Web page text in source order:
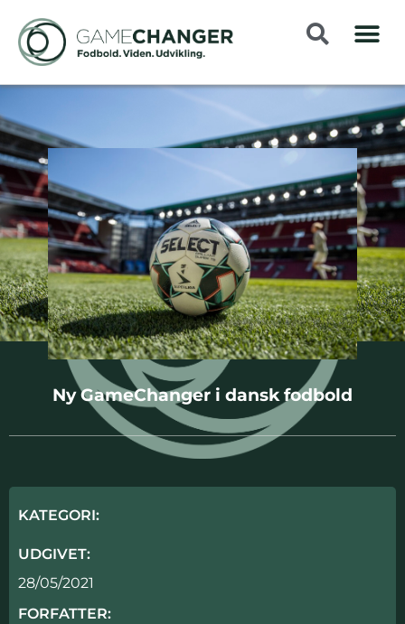
Ny GameChanger i dansk fodbold
KATEGORI:
UDGIVET:
28/05/2021
FORFATTER: